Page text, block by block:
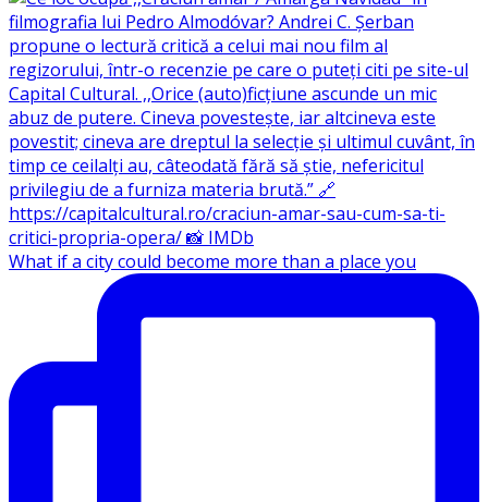
What if a city could become more than a place you